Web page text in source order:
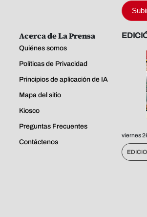
Acerca de La Prensa
Quiénes somos
Políticas de Privacidad
Principios de aplicación de IA
Mapa del sitio
Kiosco
Preguntas Frecuentes
Contáctenos
viernes